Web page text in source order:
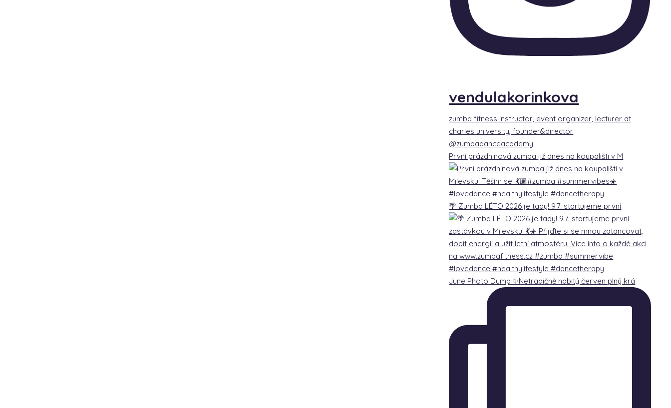
vendulakorinkova
zumba fitness instructor, event organizer, lecturer at
charles university, founder&director
@zumbadanceacademy
První prázdninová zumba již dnes na koupališti v M
🌴 Zumba LÉTO 2026 je tady! 9.7. startujeme první
June Photo Dump ✨Netradičně nabitý červen plný krá